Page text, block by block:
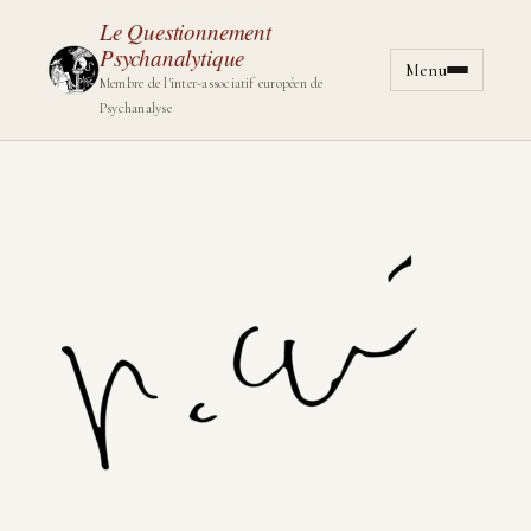
Le Questionnement
Psychanalytique
Membre de l'inter-associatif européen de
Psychanalyse
Aller au
Menu